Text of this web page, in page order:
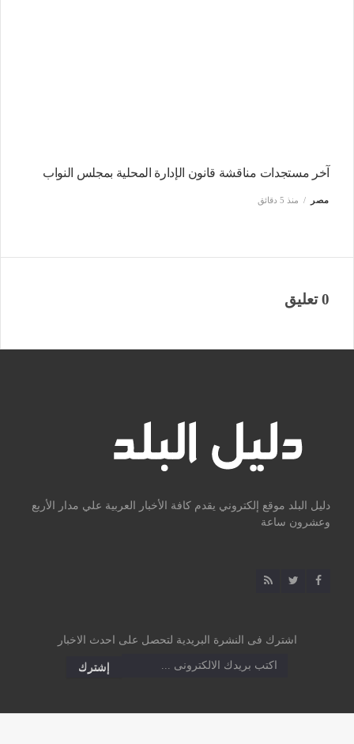
آخر مستجدات مناقشة قانون الإدارة المحلية بمجلس النواب
مصر منذ 5 دقائق
0 تعليق
دليل البلد موقع إلكتروني يقدم كافة الأخبار العربية علي مدار الأربع
وعشرون ساعة
اشترك فى النشرة البريدية لتحصل على احدث الاخبار